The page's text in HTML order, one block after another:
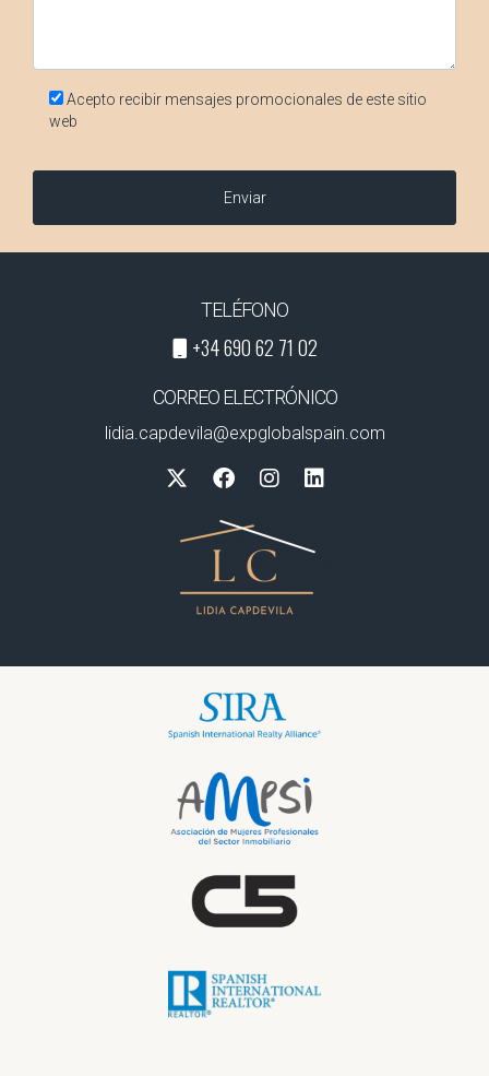
Acepto recibir mensajes promocionales de este sitio
web
Enviar
TELÉFONO
+34 690 62 71 02
CORREO ELECTRÓNICO
lidia.capdevila@expglobalspain.com